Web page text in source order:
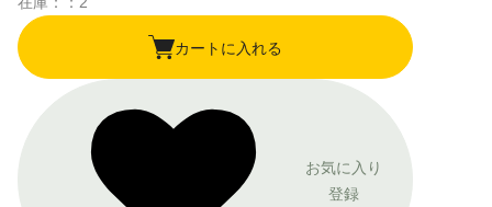
カートに入れる
お気に入り
登録